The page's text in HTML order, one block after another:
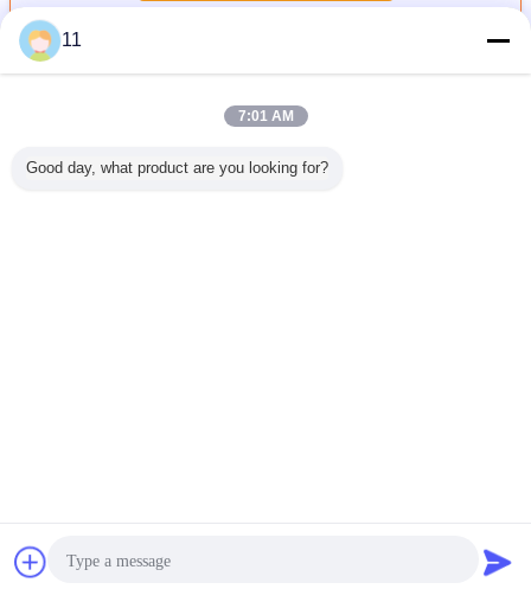
มากกว่า
การพูดคุย
11
7:01 AM
Good day, what product are you looking for?